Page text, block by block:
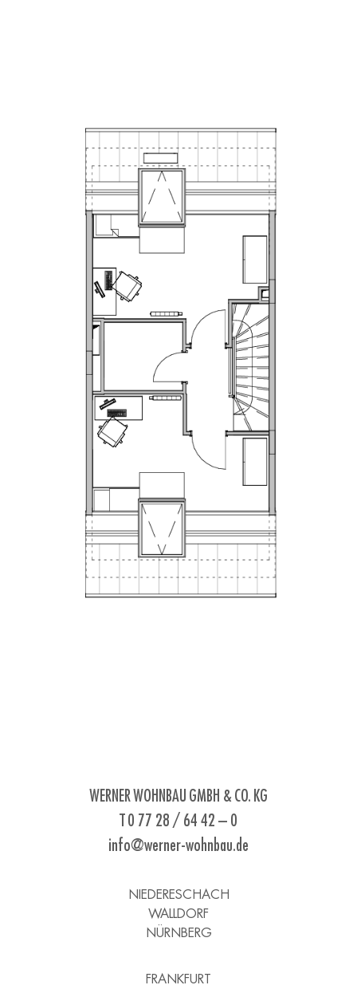
WERNER WOHNBAU GMBH & CO. KG
T 0 77 28 / 64 42 – 0
info@werner-wohnbau.de
NIEDERESCHACH
WALLDORF
NÜRNBERG
FRANKFURT